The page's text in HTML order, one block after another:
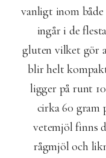
vanligt inom
ingår i de
gluten vilket gör
blir helt
ligger på runt
cirka 60 gram
vetemjöl finns
rågmjöl och